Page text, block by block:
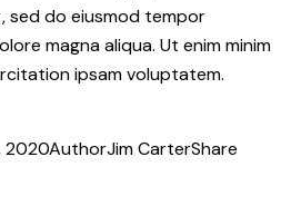
sed do eiusmod tempor
magna aliqua. Ut enim minim
ipsam voluptatem.
2020AuthorJim CarterShare